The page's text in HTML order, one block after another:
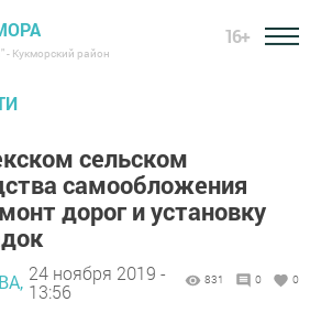
- Кукморский район
16+
сельском
самообложения
дорог и установку
24 ноября 2019 -
13:56
831 0 0